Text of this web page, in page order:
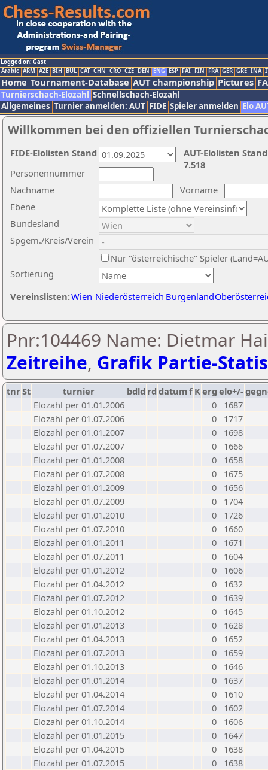
Logged on: Gast
Arabic ARM AZE BIH BUL CAT CHN CRO CZE DEN ENG ESP FAI FIN FRA GER GRE INA
Home Tournament-Database AUT championship Pictures
Turnierschach-Elozahl Schnellschach-Elozahl
Allgemeines Turnier anmelden: AUT FIDE Spieler anmelden Elo
Willkommen bei den offiziellen
Nachname
Vorname
Ebene
Sortierung
Personennummer
Bundesland
Spgem./Kreis/Verein
Nur "österreichische" Spieler
Vereinslisten:Wien Niederösterreich Burgenland
AUT-Elolisten
7.518
FIDE-Elolisten Stand
Pnr:104469 Name: Dietmar
Zeitreihe, Grafik Partie-
tnrSt turnier bdld rd datumf Kerg elo+/-
Elozahl per 01.01.2006
0
1687
Elozahl per 01.07.2006
0
1717
Elozahl per 01.01.2007
0
1698
Elozahl per 01.07.2007
0
1666
Elozahl per 01.01.2008
0
1658
Elozahl per 01.07.2008
0
1675
Elozahl per 01.01.2009
0
1656
Elozahl per 01.07.2009
0
1704
Elozahl per 01.01.2010
0
1726
Elozahl per 01.07.2010
0
1660
Elozahl per 01.01.2011
0
1671
Elozahl per 01.07.2011
0
1604
Elozahl per 01.01.2012
0
1606
Elozahl per 01.04.2012
0
1632
Elozahl per 01.07.2012
0
1639
Elozahl per 01.10.2012
0
1645
Elozahl per 01.01.2013
0
1628
Elozahl per 01.04.2013
0
1652
Elozahl per 01.07.2013
0
1659
Elozahl per 01.10.2013
0
1646
Elozahl per 01.01.2014
0
1637
Elozahl per 01.04.2014
0
1610
Elozahl per 01.07.2014
0
1602
Elozahl per 01.10.2014
0
1606
Elozahl per 01.01.2015
0
1647
Elozahl per 01.04.2015
0
1638
Elozahl per 01.07.2015
0
1638